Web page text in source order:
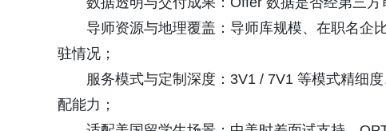
导师资源与地理覆盖：导师库规模、在职名企
驻情况；
服务模式与定制深度：3V1 / 7V1 等模式精细度
配能力；